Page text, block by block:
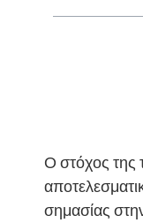
Ο στόχος της
σημασίας